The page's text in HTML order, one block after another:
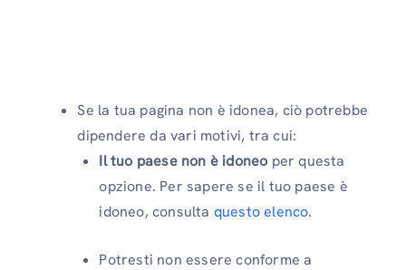
Se la tua pagina non è idonea, ciò potrebbe
dipendere da vari motivi, tra cui:
Il tuo paese non è idoneo per questa
opzione. Per sapere se il tuo paese è
idoneo, consulta questo elenco.
Potresti non essere conforme a